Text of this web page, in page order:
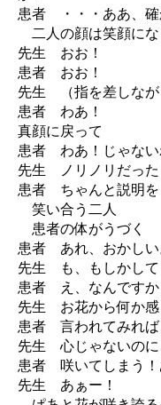
患者 ・・・ああ、確
二人の顔は笑顔にな
先生 おお！
患者 おお！
先生 （指を差しなが
患者 わあ！
真顔に戻って
患者 わあ！じゃない
先生 ノリノリだった
患者 ちゃんと説明を
笑い合う二人
患者の体がうづく
患者 あれ、おかしい
先生 も、もしかして
患者 え、なんですか
先生 お花から何か感
患者 言われてみれば
先生 心じゃないのに
患者 咲いてしまう！
先生 あぁー！